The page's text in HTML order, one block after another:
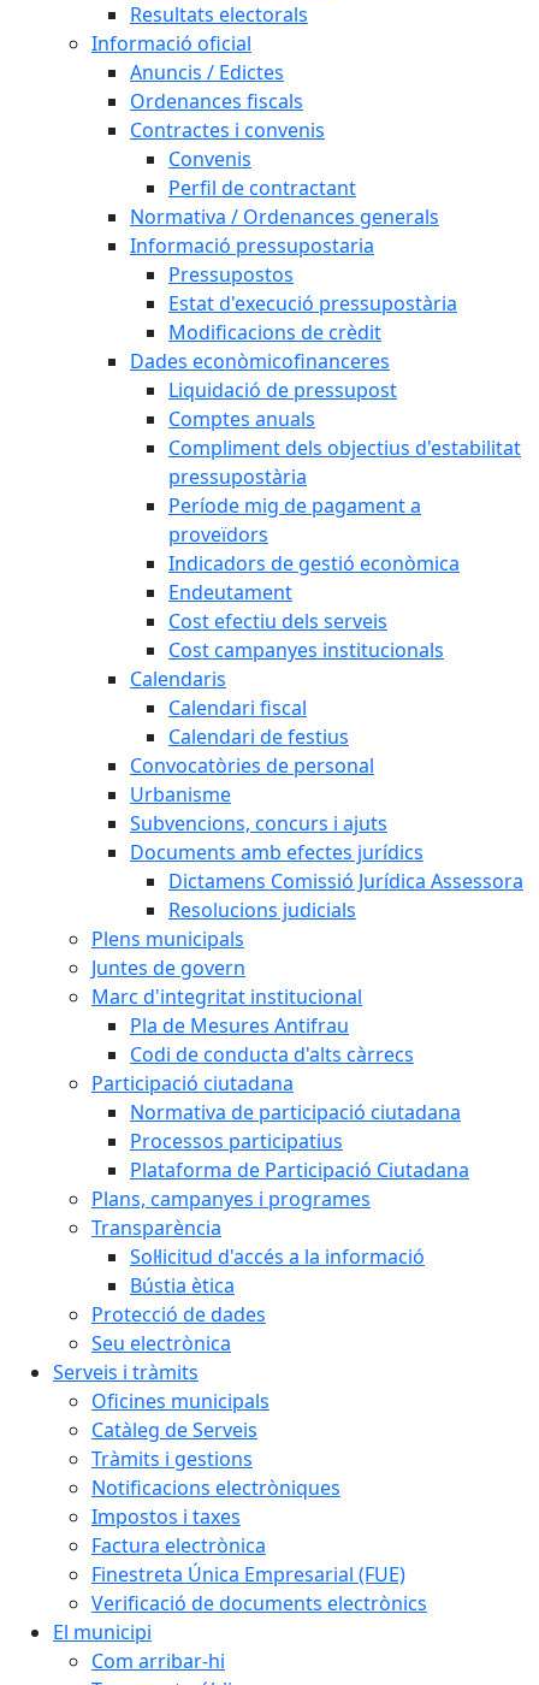
Resultats electorals
Informació oficial
Anuncis / Edictes
Ordenances fiscals
Contractes i convenis
Convenis
Perfil de contractant
Normativa / Ordenances generals
Informació pressupostaria
Pressupostos
Estat d'execució pressupostària
Modificacions de crèdit
Dades econòmicofinanceres
Liquidació de pressupost
Comptes anuals
Compliment dels objectius d'estabilitat
pressupostària
Període mig de pagament a
proveïdors
Indicadors de gestió econòmica
Endeutament
Cost efectiu dels serveis
Cost campanyes institucionals
Calendaris
Calendari fiscal
Calendari de festius
Convocatòries de personal
Urbanisme
Subvencions, concurs i ajuts
Documents amb efectes jurídics
Dictamens Comissió Jurídica Assessora
Resolucions judicials
Plens municipals
Juntes de govern
Marc d'integritat institucional
Pla de Mesures Antifrau
Codi de conducta d'alts càrrecs
Participació ciutadana
Normativa de participació ciutadana
Processos participatius
Plataforma de Participació Ciutadana
Plans, campanyes i programes
Transparència
Sol·licitud d'accés a la informació
Bústia ètica
Protecció de dades
Seu electrònica
Serveis i tràmits
Oficines municipals
Catàleg de Serveis
Tràmits i gestions
Notificacions electròniques
Impostos i taxes
Factura electrònica
Finestreta Única Empresarial (FUE)
Verificació de documents electrònics
El municipi
Com arribar-hi